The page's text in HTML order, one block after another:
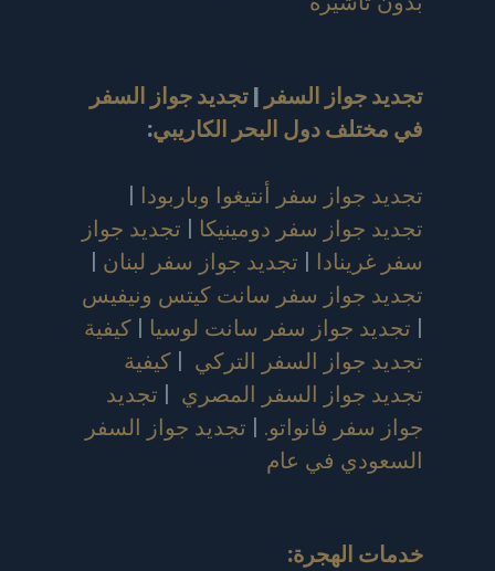
تجديد جواز السفر |تجديد جواز السفر
في مختلف دول البحر الكاريبي:
تجديد جواز سفر أنتيغوا وباربودا |
تجديد جواز سفر دومينيكا | تجديد جواز
سفر غرينادا | تجديد جواز سفر لبنان |
تجديد جواز سفر سانت كيتس ونيفيس
| تجديد جواز سفر سانت لوسيا | كيفية
تجديد جواز السفر التركي | كيفية
تجديد جواز السفر المصري | تجديد
جواز سفر فانواتو. | تجديد جواز السفر
السعودي في عام
خدمات الهجرة: